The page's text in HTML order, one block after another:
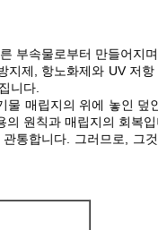
부속물로부터 만들어지
제, 항노화제와 UV 저
니다.
매립지의 위에 놓인 덮
원칙과 매립지의 회복입
통합니다. 그러므로, 그